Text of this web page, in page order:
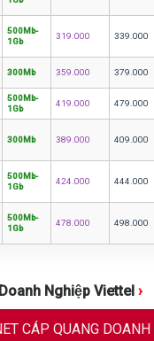
500Mb-
1Gb
319.000 339.000
300Mb 359.000 379.000
500Mb-
1Gb
419.000 479.000
300Mb 389.000 409.000
500Mb-
1Gb
424.000 444.000
500Mb-
1Gb
478.000 498.000
Nghiệp Viettel ›
CÁP QUANG DOANH